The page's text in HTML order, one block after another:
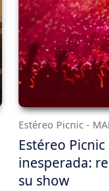
Estéreo Picnic -
Estéreo
inesperada:
su show